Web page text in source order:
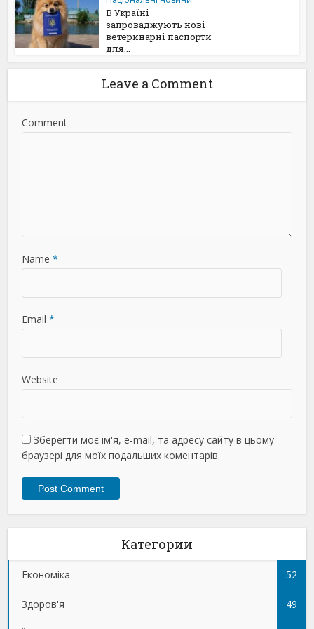
В Україні
запроваджують нові
ветеринарні паспорти
для...
Leave a Comment
Comment
Name *
Email *
Website
Зберегти моє ім'я, e-mail, та адресу сайту в цьому
браузері для моїх подальших коментарів.
Категории
Економіка 52
Здоров'я 49